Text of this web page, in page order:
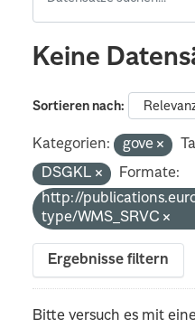
Keine
Sortieren nach
Kategorien: gove
DSGKL
Formate:
http://
type/WMS_SRVC
Ergebnisse filtern
Bitte versuch es mit